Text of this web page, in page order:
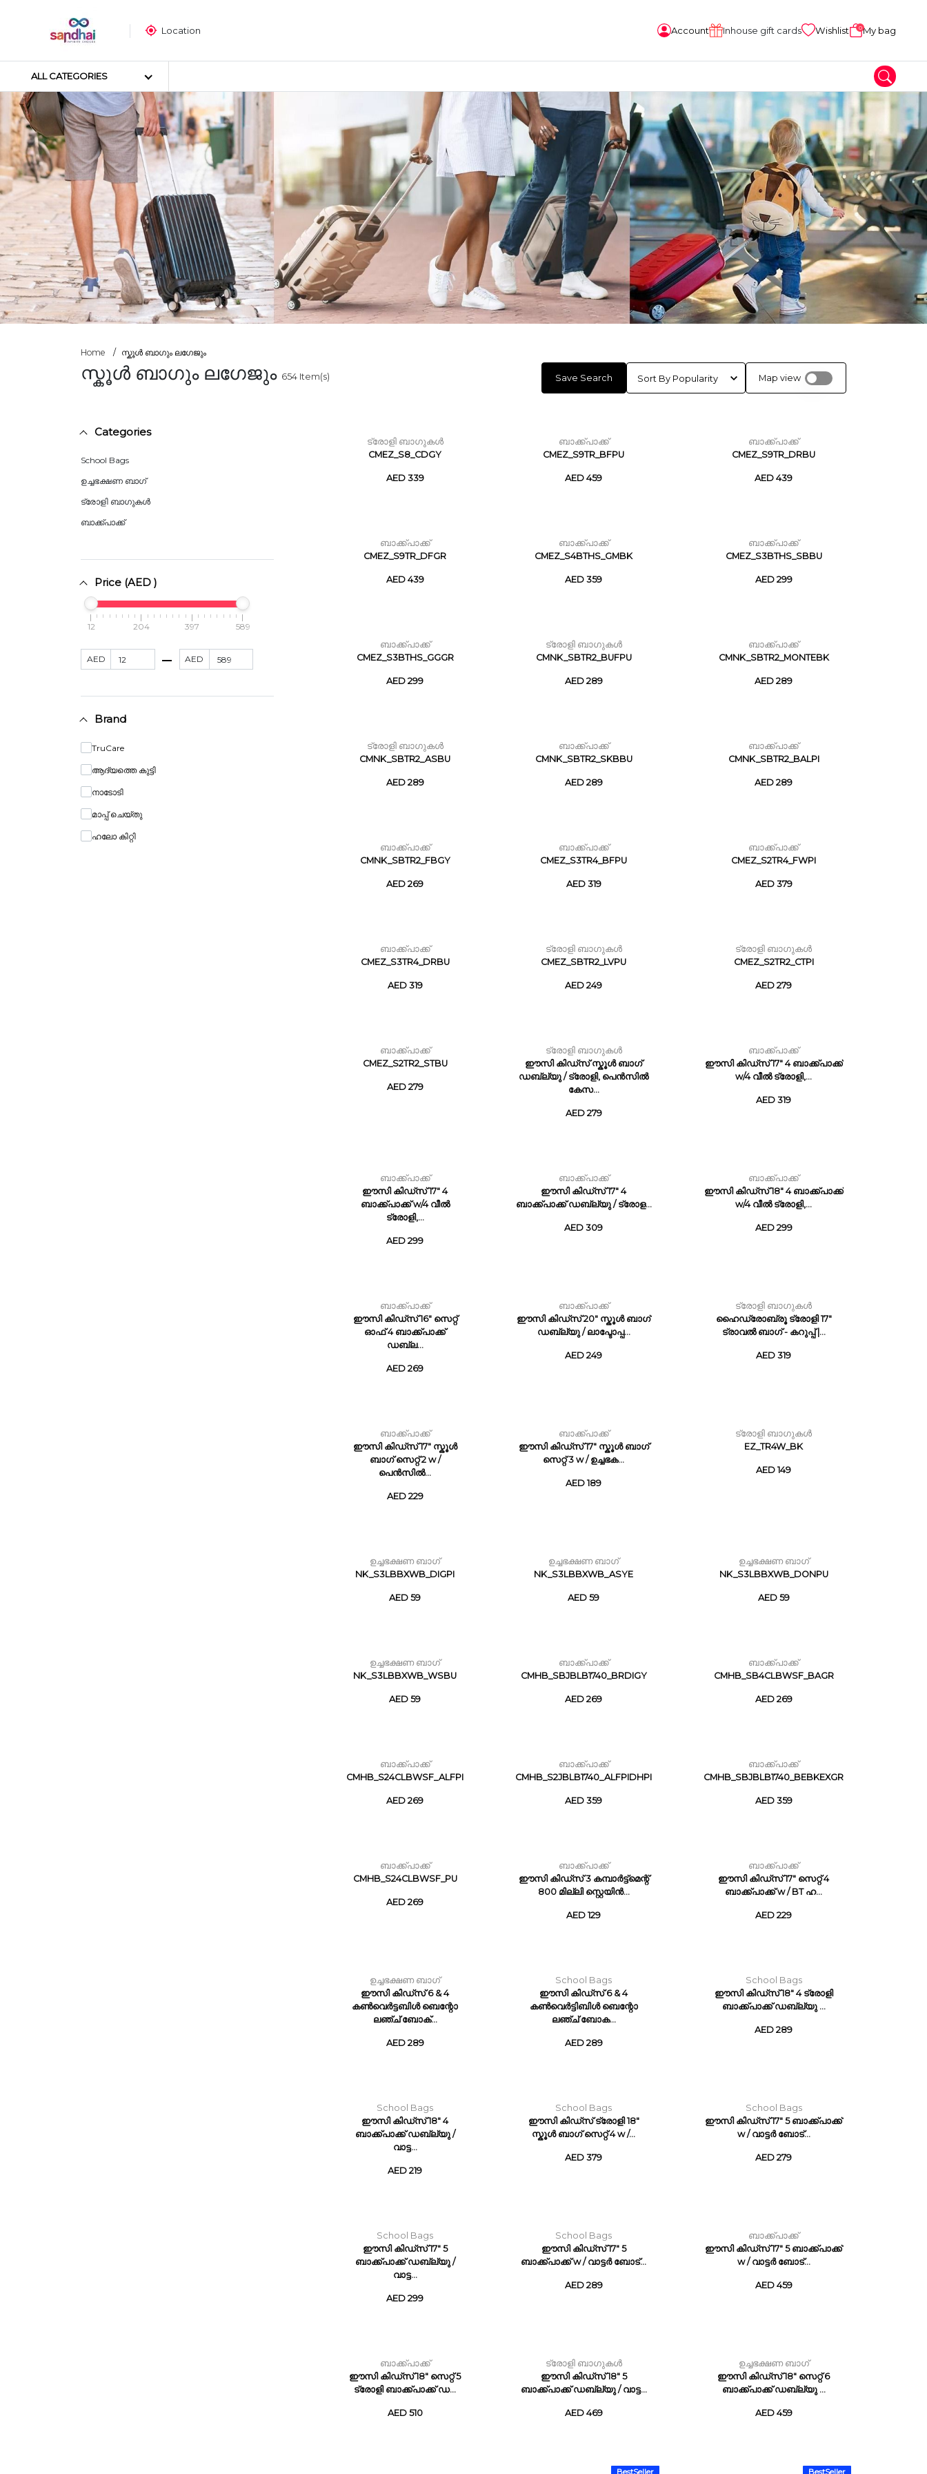
Location Account Inhouse gift cards Wishlist 0My bag
ALL CATEGORIES
Most popular
ക്രാഫ്റ്റ് മെറ്റീരിയലുകൾ
തയ്യൽ സാമഗ്രികൾ
ആർട്ട് മെറ്റീരിയലുകൾ
DIY മെറ്റീരിയലുകൾ
ആർട്സ് & കരകൗശല ഉപകരണങ്ങൾ
സ്റ്റിക്കർ പോസ്റ്റർ
പസിൾ
ക്രാഫ്റ്റ് മെറ്റീരിയലുകൾ
കളിമണ്ണ്
Home സ്കൂൾ ബാഗും ലഗേജും
സ്കൂൾ ബാഗും ലഗേജും 654 Item(s) Save Search Map view
Categories
School Bags
ഉച്ചഭക്ഷണ ബാഗ്
ട്രോളി ബാഗുകൾ
ബാക്ക്പാക്ക്
Price (AED )
12 204 397 589
AED AED
Brand
TruCare
ആദ്യത്തെ കുട്ടി
നാടോടി
മാപ്പ് ചെയ്തു
ഹലോ കിറ്റി
ട്രോളി ബാഗുകൾ
CMEZ_S8_CDGY
AED 339
ബാക്ക്പാക്ക്
CMEZ_S9TR_BFPU
AED 459
ബാക്ക്പാക്ക്
CMEZ_S9TR_DRBU
AED 439
ബാക്ക്പാക്ക്
CMEZ_S9TR_DFGR
AED 439
ബാക്ക്പാക്ക്
CMEZ_S4BTHS_GMBK
AED 359
ബാക്ക്പാക്ക്
CMEZ_S3BTHS_SBBU
AED 299
ബാക്ക്പാക്ക്
CMEZ_S3BTHS_GGGR
AED 299
ട്രോളി ബാഗുകൾ
CMNK_SBTR2_BUFPU
AED 289
ബാക്ക്പാക്ക്
CMNK_SBTR2_MONTEBK
AED 289
ട്രോളി ബാഗുകൾ
CMNK_SBTR2_ASBU
AED 289
ബാക്ക്പാക്ക്
CMNK_SBTR2_SKBBU
AED 289
ബാക്ക്പാക്ക്
CMNK_SBTR2_BALPI
AED 289
ബാക്ക്പാക്ക്
CMNK_SBTR2_FBGY
AED 269
ബാക്ക്പാക്ക്
CMEZ_S3TR4_BFPU
AED 319
ബാക്ക്പാക്ക്
CMEZ_S2TR4_FWPI
AED 379
ബാക്ക്പാക്ക്
CMEZ_S3TR4_DRBU
AED 319
ട്രോളി ബാഗുകൾ
CMEZ_SBTR2_LVPU
AED 249
ട്രോളി ബാഗുകൾ
CMEZ_S2TR2_CTPI
AED 279
ബാക്ക്പാക്ക്
CMEZ_S2TR2_STBU
AED 279
ട്രോളി ബാഗുകൾ
ഈസി കിഡ്സ് സ്കൂൾ ബാഗ്
ഡബ്ല്യു / ട്രോളി, പെൻസിൽ
കേസ...
AED 279
ബാക്ക്പാക്ക്
ഈസി കിഡ്സ് 17" 4 ബാക്ക്പാക്ക്
w/4 വീൽ ട്രോളി,...
AED 319
ബാക്ക്പാക്ക്
ഈസി കിഡ്സ് 17" 4
ബാക്ക്പാക്ക് w/4 വീൽ
ട്രോളി,...
AED 299
ബാക്ക്പാക്ക്
ഈസി കിഡ്സ് 17" 4
ബാക്ക്പാക്ക് ഡബ്ല്യു / ട്രോള...
AED 309
ബാക്ക്പാക്ക്
ഈസി കിഡ്സ് 18" 4 ബാക്ക്പാക്ക്
w/4 വീൽ ട്രോളി,...
AED 299
ബാക്ക്പാക്ക്
ഈസി കിഡ്സ് 16" സെറ്റ്
ഓഫ് 4 ബാക്ക്പാക്ക്
ഡബ്ല...
AED 269
ബാക്ക്പാക്ക്
ഈസി കിഡ്സ് 20" സ്കൂൾ ബാഗ്
ഡബ്ല്യു / ലാപ്ടോപ്പ...
AED 249
ട്രോളി ബാഗുകൾ
ഹൈഡ്രോബ്രൂ ട്രോളി 17"
ട്രാവൽ ബാഗ് - കറുപ്പ് |...
AED 319
ബാക്ക്പാക്ക്
ഈസി കിഡ്സ് 17" സ്കൂൾ
ബാഗ് സെറ്റ് 2 w /
പെൻസിൽ...
AED 229
ബാക്ക്പാക്ക്
ഈസി കിഡ്സ് 17" സ്കൂൾ ബാഗ്
സെറ്റ് 3 w / ഉച്ചഭക...
AED 189
ട്രോളി ബാഗുകൾ
EZ_TR4W_BK
AED 149
ഉച്ചഭക്ഷണ ബാഗ്
NK_S3LBBXWB_DIGPI
AED 59
ഉച്ചഭക്ഷണ ബാഗ്
NK_S3LBBXWB_ASYE
AED 59
ഉച്ചഭക്ഷണ ബാഗ്
NK_S3LBBXWB_DONPU
AED 59
ഉച്ചഭക്ഷണ ബാഗ്
NK_S3LBBXWB_WSBU
AED 59
ബാക്ക്പാക്ക്
CMHB_SBJBLB1740_BRDIGY
AED 269
ബാക്ക്പാക്ക്
CMHB_SB4CLBWSF_BAGR
AED 269
ബാക്ക്പാക്ക്
CMHB_S24CLBWSF_ALFPI
AED 269
ബാക്ക്പാക്ക്
CMHB_S2JBLB1740_ALFPIDHPI
AED 359
ബാക്ക്പാക്ക്
CMHB_SBJBLB1740_BEBKEXGR
AED 359
ബാക്ക്പാക്ക്
CMHB_S24CLBWSF_PU
AED 269
ബാക്ക്പാക്ക്
ഈസി കിഡ്സ് 3 കമ്പാർട്ട്മെന്റ്
800 മില്ലി സ്റ്റെയിൻ...
AED 129
ബാക്ക്പാക്ക്
ഈസി കിഡ്സ് 17" സെറ്റ് 4
ബാക്ക്പാക്ക് w / BT ഹ...
AED 229
ഉച്ചഭക്ഷണ ബാഗ്
ഈസി കിഡ്സ് 6 & 4
കൺവെർട്ടബിൾ ബെന്റോ
ലഞ്ച് ബോക്...
AED 289
School Bags
ഈസി കിഡ്സ് 6 & 4
കൺവെർട്ടിബിൾ ബെന്റോ
ലഞ്ച് ബോക...
AED 289
School Bags
ഈസി കിഡ്സ് 18" 4 ട്രോളി
ബാക്ക്പാക്ക് ഡബ്ല്യു ...
AED 289
School Bags
ഈസി കിഡ്സ് 18" 4
ബാക്ക്പാക്ക് ഡബ്ല്യു /
വാട്ട...
AED 219
School Bags
ഈസി കിഡ്സ് ട്രോളി 18"
സ്കൂൾ ബാഗ് സെറ്റ് 4 w /...
AED 379
School Bags
ഈസി കിഡ്സ് 17" 5 ബാക്ക്പാക്ക്
w / വാട്ടർ ബോട്...
AED 279
School Bags
ഈസി കിഡ്സ് 17" 5
ബാക്ക്പാക്ക് ഡബ്ല്യു /
വാട്ട...
AED 299
School Bags
ഈസി കിഡ്സ് 17" 5
ബാക്ക്പാക്ക് w / വാട്ടർ ബോട്...
AED 289
ബാക്ക്പാക്ക്
ഈസി കിഡ്സ് 17" 5 ബാക്ക്പാക്ക്
w / വാട്ടർ ബോട്...
AED 459
ബാക്ക്പാക്ക്
ഈസി കിഡ്സ് 18" സെറ്റ് 5
ട്രോളി ബാക്ക്പാക്ക് ഡ...
AED 510
ട്രോളി ബാഗുകൾ
ഈസി കിഡ്സ് 18" 5
ബാക്ക്പാക്ക് ഡബ്ല്യു / വാട്ട...
AED 469
ഉച്ചഭക്ഷണ ബാഗ്
ഈസി കിഡ്സ് 18" സെറ്റ് 6
ബാക്ക്പാക്ക് ഡബ്ല്യു ...
AED 459
BestSeller BestSeller